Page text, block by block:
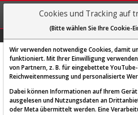
Diese Funktion ist
Cookies und Tracking auf
(Bitte wählen Sie Ihre Cookie-
Wir verwenden notwendige Cookies, damit
funktioniert. Mit Ihrer Einwilligung
von Partnern, z. B. für eingebettete
Reichweitenmessung und personalisierte
Dabei können Informationen auf Ihrem
ausgelesen und Nutzungsdaten an
oder Meta übermittelt werden. Eine